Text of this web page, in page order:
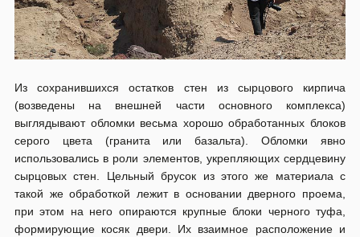
Из сохранившихся остатков стен из сырцового кирпича
(возведены на внешней части основного комплекса)
выглядывают обломки весьма хорошо обработанных блоков
серого цвета (гранита или базальта). Обломки явно
использовались в роли элементов, укрепляющих сердцевину
сырцовых стен. Цельный брусок из этого же материала с
такой же обработкой лежит в основании дверного проема,
при этом на него опираются крупные блоки черного туфа,
формирующие косяк двери. Их взаимное расположение и